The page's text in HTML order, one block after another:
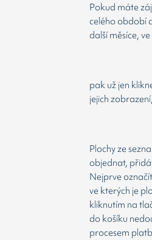
Pokud máte
celého období
další měsíce,
pak už jen
jejich
Plochy ze
objednat,
Nejprve
ve kterých je
kliknutím na
do košíku
procesem